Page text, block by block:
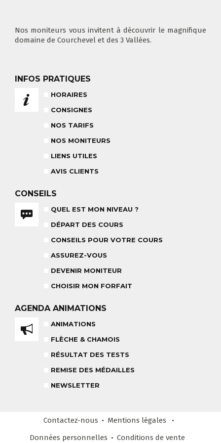
À SKI
NOS TARIFS
POUR CET HIVER
NOS MONITEURS
& PARTENAIRES
LIEUX DE RASSEMBLEMENTS
CONSEILS POUR VOTRE COURS
CONSEILS AUX PARENTS
ASSUREZ-VOUS
DEVENIR MONITEUR
TOUS LES JOURS
RÉSULTAT DES TESTS
LE VENDREDI
BABY CLUB
18 MOIS À 3 ANS
COURS DE SKI ENFANTS & TEAM
COURS PRIVÉ APRÈS-MIDI
À PARTIR DE 260€
Nos moniteurs vous invitent à découvrir le magnifique
domaine de Courchevel et des 3 Vallées.
INFOS PRATIQUES
HORAIRES
CONSIGNES
NOS TARIFS
NOS MONITEURS
LIENS UTILES
AVIS CLIENTS
CONSEILS
QUEL EST MON NIVEAU ?
DÉPART DES COURS
CONSEILS POUR VOTRE COURS
ASSUREZ-VOUS
DEVENIR MONITEUR
CHOISIR MON FORFAIT
AGENDA ANIMATIONS
ANIMATIONS
FLÈCHE & CHAMOIS
RÉSULTAT DES TESTS
REMISE DES MÉDAILLES
NEWSLETTER
Contactez-nous
Mentions légales
Données personnelles
Conditions de vente